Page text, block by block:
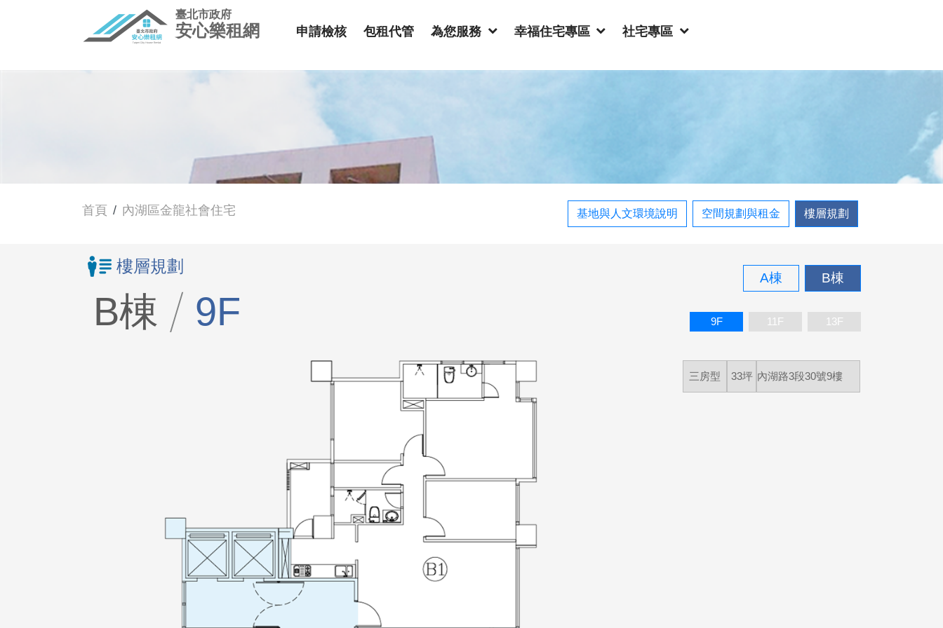
臺北市政府
安心樂租網 申請檢核 包租代管 為您服務 幸福住宅專區 社宅專區
首頁 內湖區金龍社會住宅 基地與人文環境說明 空間規劃與租金 樓層規劃
樓層規劃
B棟 9F
A棟 B棟
9F 11F 13F
三房型 33坪 內湖路3段30號9樓